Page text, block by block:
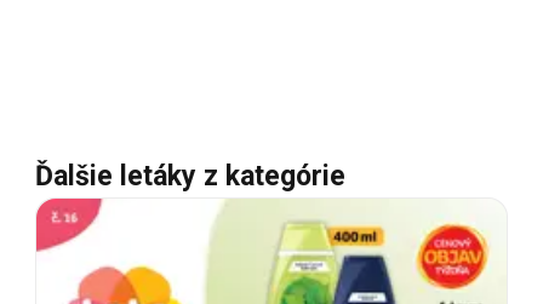
Ďalšie letáky z kategórie